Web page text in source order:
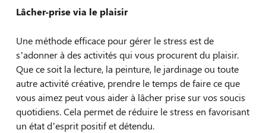
Lâcher-prise via le plaisir
Une méthode efficace pour gérer le stress est de
s’adonner à des activités qui vous procurent du plaisir.
Que ce soit la lecture, la peinture, le jardinage ou toute
autre activité créative, prendre le temps de faire ce que
vous aimez peut vous aider à lâcher prise sur vos soucis
quotidiens. Cela permet de réduire le stress en favorisant
un état d’esprit positif et détendu.